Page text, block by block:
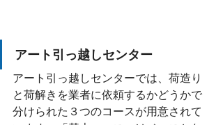
アート引っ越しセンター
アート引っ越しセンターでは、荷造り
と荷解きを業者に依頼するかどうかで
分けられた３つのコースが用意されて